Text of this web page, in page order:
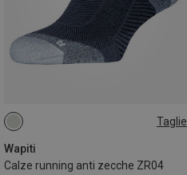
Taglie
Wapiti
Calze running anti zecche ZR04
39|40|41 45|46|47